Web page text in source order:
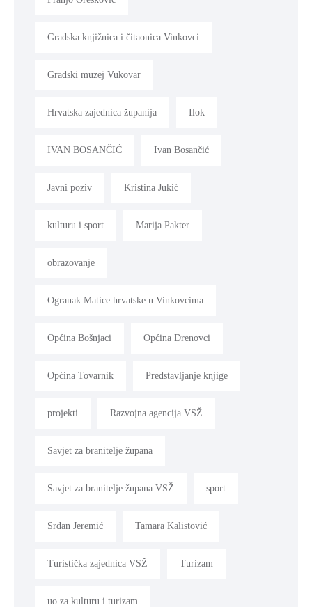
Gradska knjižnica i čitaonica Vinkovci
Gradski muzej Vukovar
Hrvatska zajednica županija Ilok
IVAN BOSANČIĆ Ivan Bosančić
Javni poziv Kristina Jukić
kulturu i sport Marija Pakter
obrazovanje
Ogranak Matice hrvatske u Vinkovcima
Općina Bošnjaci Općina Drenovci
Općina Tovarnik Predstavljanje knjige
projekti Razvojna agencija VSŽ
Savjet za branitelje župana
Savjet za branitelje župana VSŽ sport
Srđan Jeremić Tamara Kalistović
Turistička zajednica VSŽ Turizam
uo za kulturu i turizam